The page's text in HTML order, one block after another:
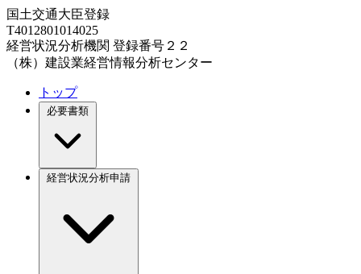
国土交通大臣登録
T4012801014025
経営状況分析機関 登録番号２２
（株）建設業経営情報分析センター
トップ
必要書類
経営状況分析申請